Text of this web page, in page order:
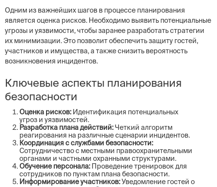
Одним из важнейших шагов в процессе планирования
является оценка рисков. Необходимо выявить потенциальные
угрозы и уязвимости, чтобы заранее разработать стратегии
их минимизации. Это позволит обеспечить защиту гостей,
участников и имущества, а также снизить вероятность
возникновения инцидентов.
Ключевые аспекты планирования
безопасности
Оценка рисков: Идентификация потенциальных
угроз и уязвимостей.
Разработка плана действий:Четкий алгоритм
реагирования на различные сценарии инцидентов.
Координация с службами безопасности:
Сотрудничество с местными правоохранительными
органами и частными охранными структурами.
Обучение персонала: Проведение тренировок для
сотрудников по пунктам плана безопасности.
Информирование участников:Уведомление гостей о